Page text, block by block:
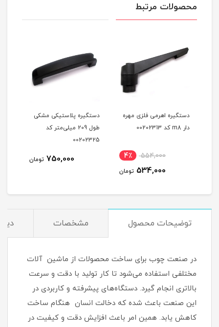
محصولات مرتبط
دستگیره اهرمی فلزی مهره
دار m8 کد 00202313
554,000 4٪
534,000 تومان
دستگیره پلاستیکی مشکی
طول 209 میلی‌متر کد
00202325
750,000 تومان
توضیحات محصول مشخصات
در صنعت چوب برای ساخت محصولات از ماشین آلات
مختلفی استفاده می‌شود تا کار تولید با دقت و سرعت
بالاتری انجام گیرد. دستگاه‌های پیشرفته و کاربردی در
این صنعت باعث شده که دخالت انسان هنگام ساخت
کاهش یابد. همین امر باعث افزایش دقت و کیفیت در